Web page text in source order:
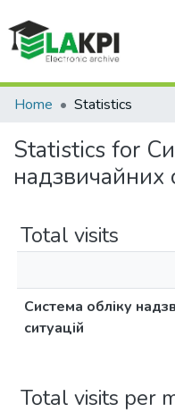
Communities & Collections
All of DSpace
Home Statistics
Statistics for
надзвичайних
Total visits
Система обліку
ситуацій
Total visits per